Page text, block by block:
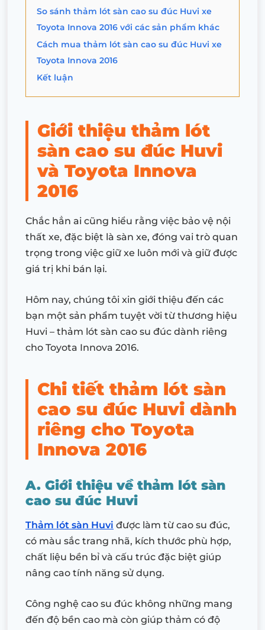
So sánh thảm lót sàn cao su đúc Huvi xe
Toyota Innova 2016 với các sản phẩm khác
Cách mua thảm lót sàn cao su đúc Huvi xe
Toyota Innova 2016
Kết luận
Giới thiệu thảm lót
sàn cao su đúc Huvi
và Toyota Innova
2016
Chắc hẳn ai cũng hiểu rằng việc bảo vệ nội
thất xe, đặc biệt là sàn xe, đóng vai trò quan
trọng trong việc giữ xe luôn mới và giữ được
giá trị khi bán lại.
Hôm nay, chúng tôi xin giới thiệu đến các
bạn một sản phẩm tuyệt vời từ thương hiệu
Huvi – thảm lót sàn cao su đúc dành riêng
cho Toyota Innova 2016.
Chi tiết thảm lót sàn
cao su đúc Huvi dành
riêng cho Toyota
Innova 2016
A. Giới thiệu về thảm lót sàn
cao su đúc Huvi
Thảm lót sàn Huvi được làm từ cao su đúc,
có màu sắc trang nhã, kích thước phù hợp,
chất liệu bền bỉ và cấu trúc đặc biệt giúp
nâng cao tính năng sử dụng.
Công nghệ cao su đúc không những mang
đến độ bền cao mà còn giúp thảm có độ